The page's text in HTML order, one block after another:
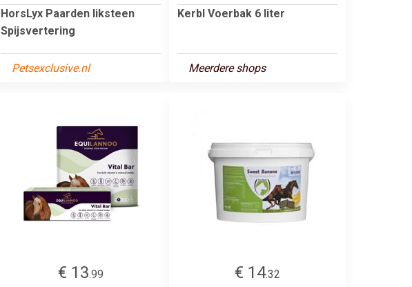
HorsLyx Paarden liksteen
Spijsvertering
Petsexclusive.nl
Kerbl Voerbak 6 liter
Meerdere shops
€ 13.99
€ 14.32